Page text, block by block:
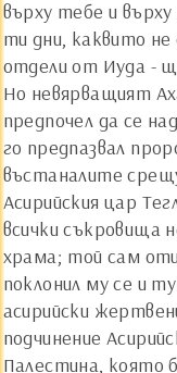
върху тебе и
ти дни, каквито
отдели от Иуда -
Но невярващият
предпочел да се
го предпазвал
въстаналите
Асирийския цар
всички съкровища
храма; той сам
поклонил му се и
асирийски
подчинение
Палестина, която